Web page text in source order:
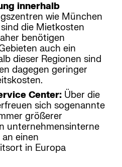
innerhalb
wie München
die Mietkosten
benötigen
auch ein
dieser Regionen sind
dagegen geringer
Center: Über die
sich sogenannte
größerer
unternehmensinterne
einen
in Europa